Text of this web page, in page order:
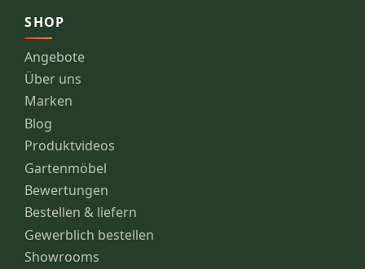
SHOP
Angebote
Über uns
Marken
Blog
Produktvideos
Gartenmöbel
Bewertungen
Bestellen & liefern
Gewerblich bestellen
Showrooms